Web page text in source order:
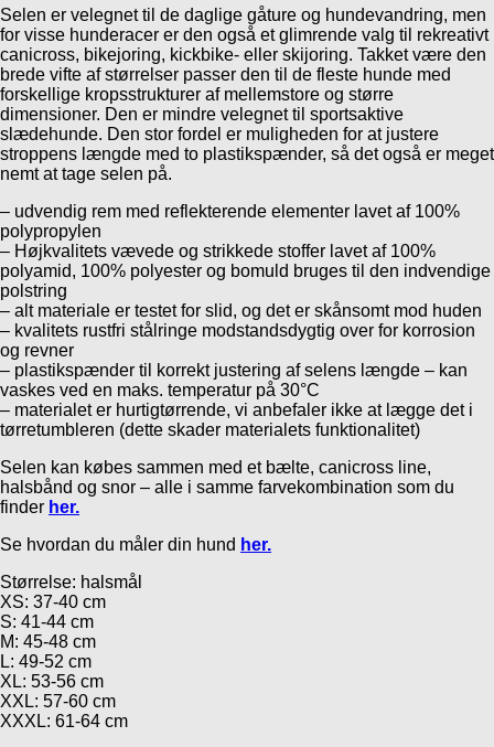
Selen er velegnet til de daglige gåture og hundevandring, men
for visse hunderacer er den også et glimrende valg til rekreativt
canicross, bikejoring, kickbike- eller skijoring. Takket være den
brede vifte af størrelser passer den til de fleste hunde med
forskellige kropsstrukturer af mellemstore og større
dimensioner. Den er mindre velegnet til sportsaktive
slædehunde. Den stor fordel er muligheden for at justere
stroppens længde med to plastikspænder, så det også er meget
nemt at tage selen på.
– udvendig rem med reflekterende elementer lavet af 100%
polypropylen
– Højkvalitets vævede og strikkede stoffer lavet af 100%
polyamid, 100% polyester og bomuld bruges til den indvendige
polstring
– alt materiale er testet for slid, og det er skånsomt mod huden
– kvalitets rustfri stålringe modstandsdygtig over for korrosion
og revner
– plastikspænder til korrekt justering af selens længde – kan
vaskes ved en maks. temperatur på 30°C
– materialet er hurtigtørrende, vi anbefaler ikke at lægge det i
tørretumbleren (dette skader materialets funktionalitet)
Selen kan købes sammen med et bælte, canicross line,
halsbånd og snor – alle i samme farvekombination som du
finder her.
Se hvordan du måler din hund her.
Størrelse: halsmål
XS: 37-40 cm
S: 41-44 cm
M: 45-48 cm
L: 49-52 cm
XL: 53-56 cm
XXL: 57-60 cm
XXXL: 61-64 cm